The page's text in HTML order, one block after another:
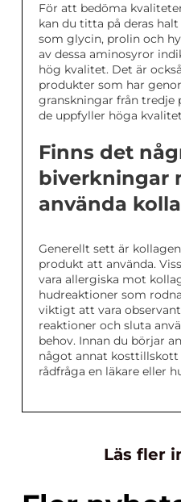
För att bedöma
kan du titta på deras
som glycin, prolin och
av dessa aminosyror
hög kvalitet. Det är
produkter som har
granskningar från tredje
de uppfyller höga
Finns det
biverkningar
använda
Generellt sett är
produkt att använda.
vara allergiska mot
hudreaktioner som
viktigt att vara
reaktioner och sluta
behov. Innan du börjar
något annat
rådfråga en läkare eller
Läs fler